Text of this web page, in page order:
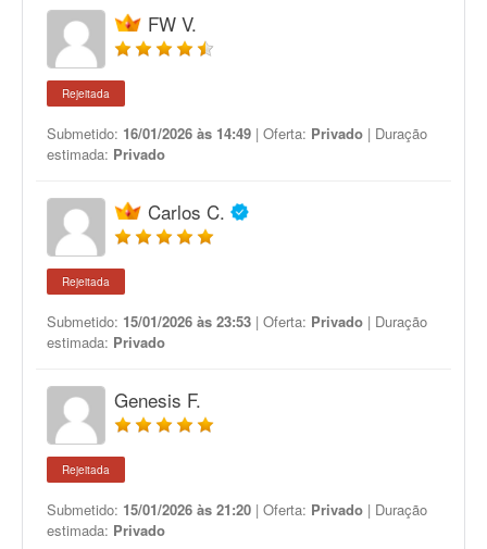
FW V.
Rejeitada
Submetido: 16/01/2026 às 14:49 | Oferta: Privado | Duração
estimada: Privado
Carlos C.
Rejeitada
Submetido: 15/01/2026 às 23:53 | Oferta: Privado | Duração
estimada: Privado
Genesis F.
Rejeitada
Submetido: 15/01/2026 às 21:20 | Oferta: Privado | Duração
estimada: Privado